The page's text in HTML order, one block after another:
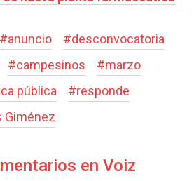
#anuncio #desconvocatoria
#campesinos #marzo
pública #responde
Giménez
en Voiz